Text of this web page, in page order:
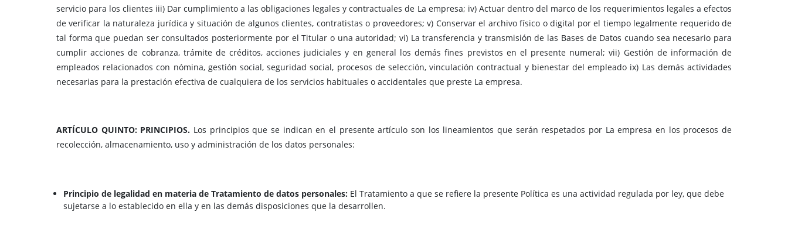
servicio para los clientes iii) Dar cumplimiento a las obligaciones legales y contractuales de La empresa; iv) Actuar dentro del marco de los requerimientos legales a efectos
de verificar la naturaleza jurídica y situación de algunos clientes, contratistas o proveedores; v) Conservar el archivo físico o digital por el tiempo legalmente requerido de
tal forma que puedan ser consultados posteriormente por el Titular o una autoridad; vi) La transferencia y transmisión de las Bases de Datos cuando sea necesario para
cumplir acciones de cobranza, trámite de créditos, acciones judiciales y en general los demás fines previstos en el presente numeral; vii) Gestión de información de
empleados relacionados con nómina, gestión social, seguridad social, procesos de selección, vinculación contractual y bienestar del empleado ix) Las demás actividades
necesarias para la prestación efectiva de cualquiera de los servicios habituales o accidentales que preste La empresa.
ARTÍCULO QUINTO: PRINCIPIOS. Los principios que se indican en el presente artículo son los lineamientos que serán respetados por La empresa en los procesos de
recolección, almacenamiento, uso y administración de los datos personales:
Principio de legalidad en materia de Tratamiento de datos personales: El Tratamiento a que se refiere la presente Política es una actividad regulada por ley, que debe
sujetarse a lo establecido en ella y en las demás disposiciones que la desarrollen.